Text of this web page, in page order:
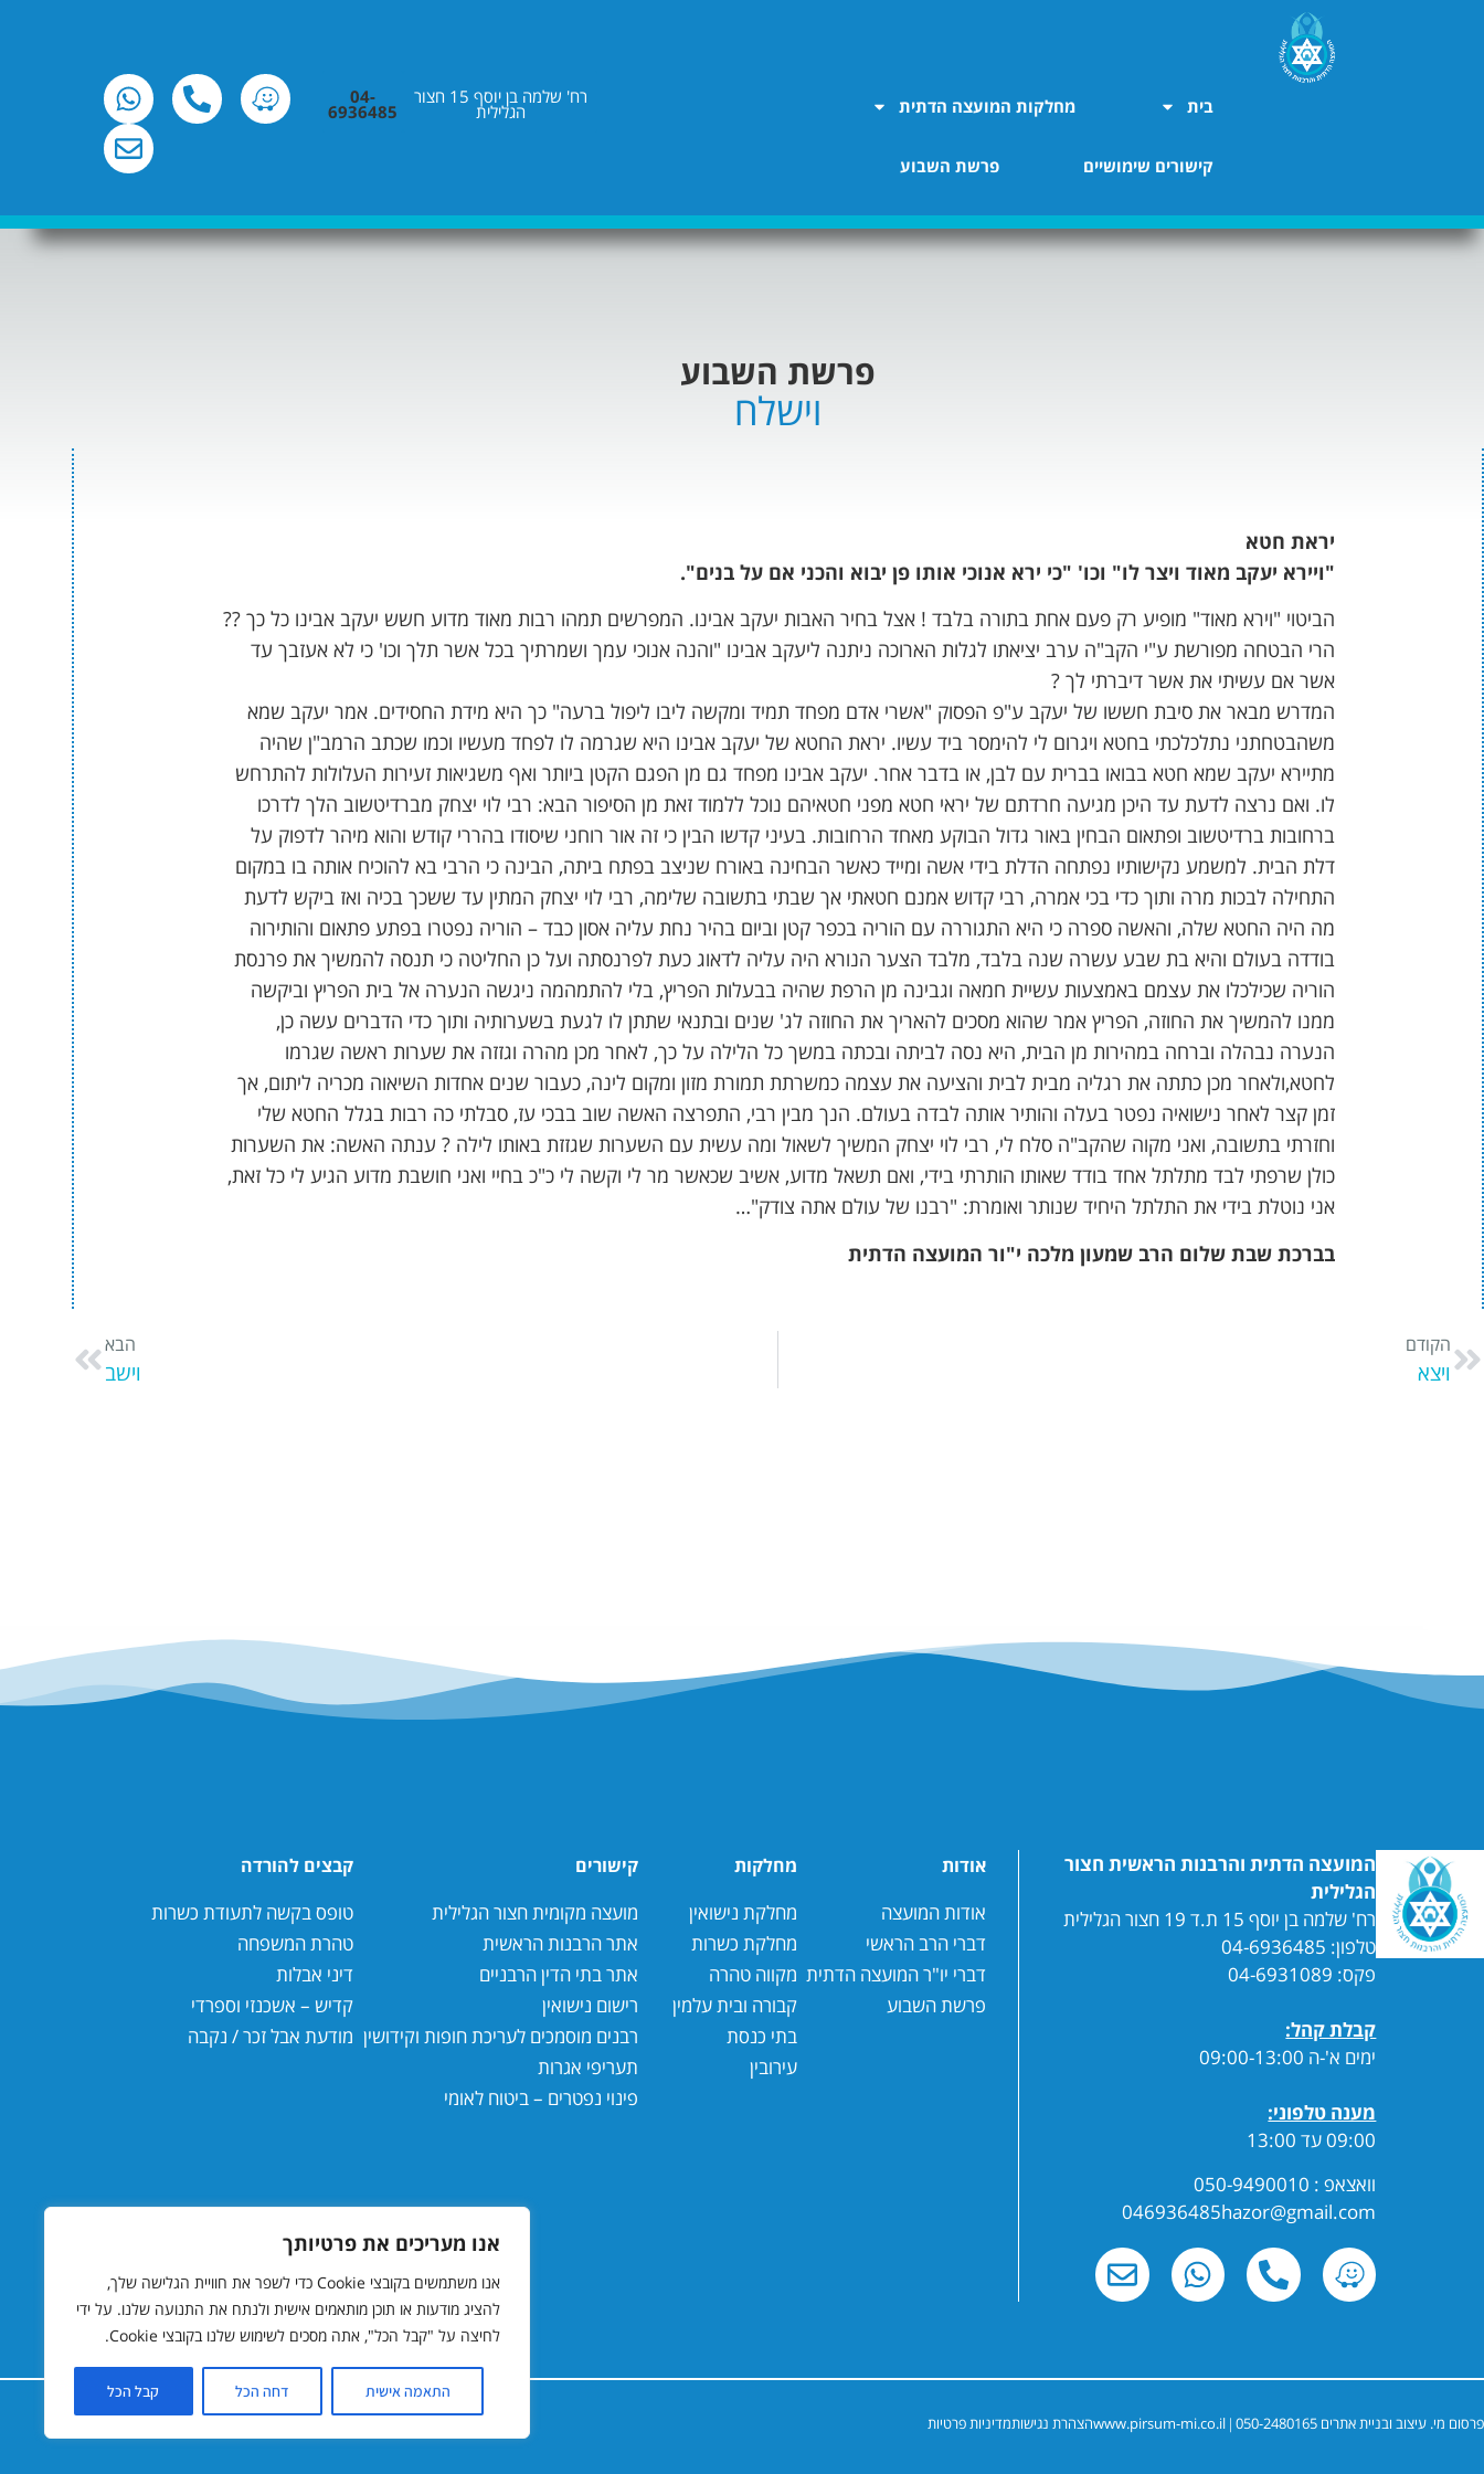
אנו מעריכים את פרטיותך
אנו משתמשים בקובצי Cookie כדי לשפר את חוויית הגלישה שלך,
להציג מודעות או תוכן מותאמים אישית ולנתח את התנועה שלנו. על ידי
לחיצה על "קבל הכל", אתה מסכים לשימוש שלנו בקובצי Cookie.
התאמה אישית דחה הכל קבל הכל
בית מחלקות המועצה הדתית
קישורים שימושיים פרשת השבוע
רח' שלמה בן יוסף 15 חצור
הגלילית
04-
6936485
פרשת השבוע
וישלח
יראת חטא
"ויירא יעקב מאוד ויצר לו" וכו' "כי ירא אנוכי אותו פן יבוא והכני אם על בנים".
הביטוי "וירא מאוד" מופיע רק פעם אחת בתורה בלבד ! אצל בחיר האבות יעקב אבינו. המפרשים תמהו רבות מאוד מדוע חשש יעקב אבינו כל כך ??
הרי הבטחה מפורשת ע"י הקב"ה ערב יציאתו לגלות הארוכה ניתנה ליעקב אבינו "והנה אנוכי עמך ושמרתיך בכל אשר תלך וכו' כי לא אעזבך עד
אשר אם עשיתי את אשר דיברתי לך ?
המדרש מבאר את סיבת חששו של יעקב ע"פ הפסוק "אשרי אדם מפחד תמיד ומקשה ליבו ליפול ברעה" כך היא מידת החסידים. אמר יעקב שמא
משהבטחתני נתלכלכתי בחטא ויגרום לי להימסר ביד עשיו. יראת החטא של יעקב אבינו היא שגרמה לו לפחד מעשיו וכמו שכתב הרמב"ן שהיה
מתיירא יעקב שמא חטא בבואו בברית עם לבן, או בדבר אחר. יעקב אבינו מפחד גם מן הפגם הקטן ביותר ואף משגיאות זעירות העלולות להתרחש
לו. ואם נרצה לדעת עד היכן מגיעה חרדתם של יראי חטא מפני חטאיהם נוכל ללמוד זאת מן הסיפור הבא: רבי לוי יצחק מברדיטשוב הלך לדרכו
ברחובות ברדיטשוב ופתאום הבחין באור גדול הבוקע מאחד הרחובות. בעיני קדשו הבין כי זה אור רוחני שיסודו בהררי קודש והוא מיהר לדפוק על
דלת הבית. למשמע נקישותיו נפתחה הדלת בידי אשה ומייד כאשר הבחינה באורח שניצב בפתח ביתה, הבינה כי הרבי בא להוכיח אותה בו במקום
התחילה לבכות מרה ותוך כדי בכי אמרה, רבי קדוש אמנם חטאתי אך שבתי בתשובה שלימה, רבי לוי יצחק המתין עד ששכך בכיה ואז ביקש לדעת
מה היה החטא שלה, והאשה ספרה כי היא התגוררה עם הוריה בכפר קטן וביום בהיר נחת עליה אסון כבד – הוריה נפטרו בפתע פתאום והותירוה
בודדה בעולם והיא בת שבע עשרה שנה בלבד, מלבד הצער הנורא היה עליה לדאוג כעת לפרנסתה ועל כן החליטה כי תנסה להמשיך את פרנסת
הוריה שכילכלו את עצמם באמצעות עשיית חמאה וגבינה מן הרפת שהיה בבעלות הפריץ, בלי להתמהמה ניגשה הנערה אל בית הפריץ וביקשה
ממנו להמשיך את החוזה, הפריץ אמר שהוא מסכים להאריך את החוזה לג' שנים ובתנאי שתתן לו לגעת בשערותיה ותוך כדי הדברים עשה כן,
הנערה נבהלה וברחה במהירות מן הבית, היא נסה לביתה ובכתה במשך כל הלילה על כך, לאחר מכן מהרה וגזזה את שערות ראשה שגרמו
לחטא,ולאחר מכן כתתה את רגליה מבית לבית והציעה את עצמה כמשרתת תמורת מזון ומקום לינה, כעבור שנים אחדות השיאוה מכריה ליתום, אך
זמן קצר לאחר נישואיה נפטר בעלה והותיר אותה לבדה בעולם. הנך מבין רבי, התפרצה האשה שוב בבכי עז, סבלתי כה רבות בגלל החטא שלי
וחזרתי בתשובה, ואני מקוה שהקב"ה סלח לי, רבי לוי יצחק המשיך לשאול ומה עשית עם השערות שגזזת באותו לילה ? ענתה האשה: את השערות
כולן שרפתי לבד מתלתל אחד בודד שאותו הותרתי בידי, ואם תשאל מדוע, אשיב שכאשר מר לי וקשה לי כ"כ בחיי ואני חושבת מדוע הגיע לי כל זאת,
אני נוטלת בידי את התלתל היחיד שנותר ואומרת: "רבנו של עולם אתה צודק"…
בברכת שבת שלום הרב שמעון מלכה י"ור המועצה הדתית
הקודם
ויצא
הבא
וישב
המועצה הדתית והרבנות הראשית חצור
הגלילית
רח' שלמה בן יוסף 15 ת.ד 19 חצור הגלילית
טלפון: 04-6936485
פקס: 04-6931089
קבלת קהל:
ימים א'-ה 09:00-13:00
מענה טלפוני:
09:00 עד 13:00
וואצאפ : 050-9490010
046936485hazor@gmail.com
אודות
אודות המועצה
דברי הרב הראשי
דברי יו"ר המועצה הדתית
פרשת השבוע
מחלקות
מחלקת נישואין
מחלקת כשרות
מקווה טהרה
קבורה ובית עלמין
בתי כנסת
עירובין
קישורים
מועצה מקומית חצור הגלילית
אתר הרבנות הראשית
אתר בתי הדין הרבניים
רישום נישואין
רבנים מוסמכים לעריכת חופות וקידושין
תעריפי אגרות
פינוי נפטרים – ביטוח לאומי
קבצים להורדה
טופס בקשה לתעודת כשרות
טהרת המשפחה
דיני אבלות
קדיש – אשכנזי וספרדי
מודעת אבל זכר / נקבה
פרסום מי. עיצוב ובניית אתרים 050-2480165 |
www.pirsum-mi.co.ilהצהרת נגישותמדיניות פרטיות